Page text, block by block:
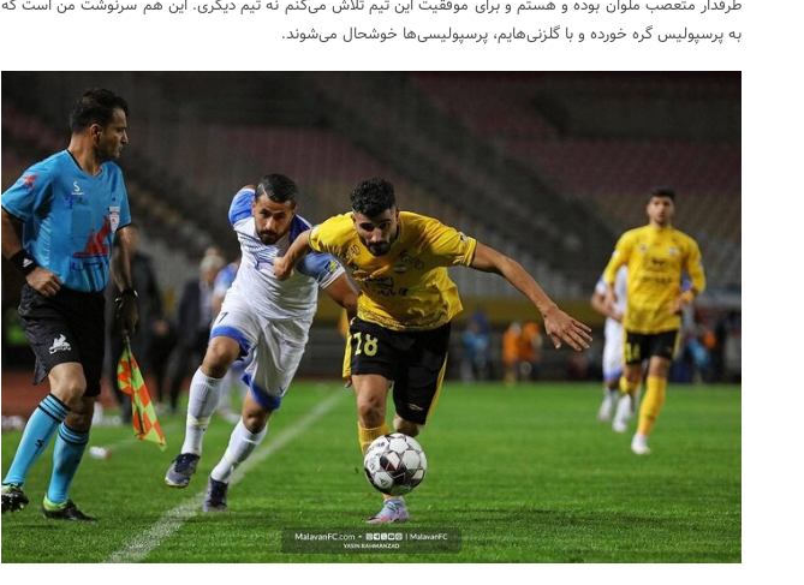
طرفدار متعصب ملوان بوده و هستم و برای موفقیت این تیم تلاش می‌کنم نه تیم دیگری. این هم سرنوشت من است که
به پرسپولیس گره خورده و با گلزنی‌هایم، پرسپولیسی‌ها خوشحال می‌شوند.